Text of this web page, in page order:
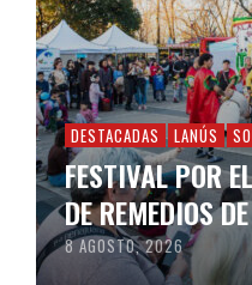
DESTACADAS LANÚS
FESTIVAL POR
DE REMEDIOS
8 AGOSTO, 2026